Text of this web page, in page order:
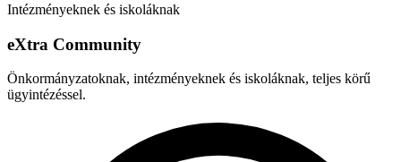
Intézményeknek és iskoláknak
eXtra Community
Önkormányzatoknak, intézményeknek és iskoláknak, teljes körű
ügyintézéssel.